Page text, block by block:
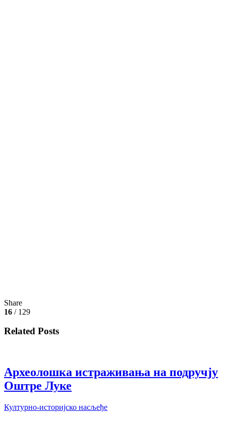
Share
16 / 129
Related Posts
Археолошка истраживања на подручју
Оштре Луке
Културно-историјско насљеђе